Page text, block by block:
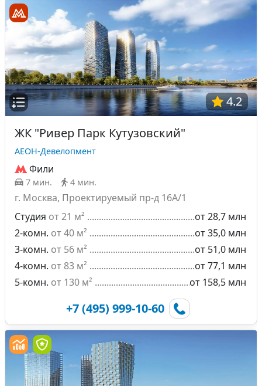
4.2
ЖК "Ривер Парк Кутузовский"
АЕОН-Девелопмент
Фили
7 мин. 4 мин.
г. Москва, Проектируемый пр-д 16А/1
Студия от 21 м²
от 28,7 млн
2-комн. от 40 м²
от 35,0 млн
3-комн. от 56 м²
от 51,0 млн
4-комн. от 83 м²
от 77,1 млн
5-комн. от 130 м² от 158,5 млн
+7 (495) 999-10-60